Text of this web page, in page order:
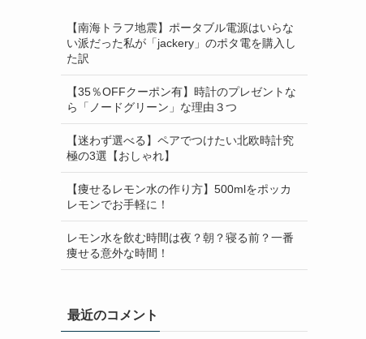
【南海トラフ地震】ポータブル電源はいらな
い派だった私が「jackery」のポタ電を購入し
た訳
【35％OFFクーポン有】時計のプレゼントな
ら「ノードグリーン」な理由３つ
【迷わず選べる】ペアでつけたい北欧時計究
極の3選【おしゃれ】
【痩せるレモン水の作り方】500mlをポッカ
レモンでお手軽に！
レモン水を飲む時間は夜？朝？寝る前？一番
痩せる意外な時間！
最近のコメント